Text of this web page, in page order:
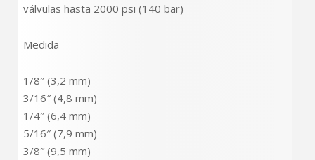
válvulas hasta 2000 psi (140 bar)
Medida
1/8″ (3,2 mm)
3/16″ (4,8 mm)
1/4″ (6,4 mm)
5/16″ (7,9 mm)
3/8″ (9,5 mm)